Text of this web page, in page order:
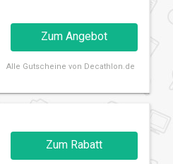
Zum Angebot
Alle Gutscheine von Decathlon.de
Zum Rabatt